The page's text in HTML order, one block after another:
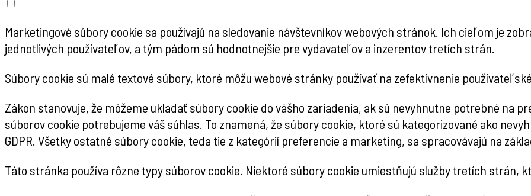
Marketingové súbory cookie sa používajú na sledovanie návštevníkov webových stránok. Ich cieľom je
jednotlivých používateľov, a tým pádom sú hodnotnejšie pre vydavateľov a inzerentov tretích strán.
Súbory cookie sú malé textové súbory, ktoré môžu webové stránky používať na zefektívnenie
Zákon stanovuje, že môžeme ukladať súbory cookie do vášho zariadenia, ak sú nevyhnutne potrebné na
súborov cookie potrebujeme váš súhlas. To znamená, že súbory cookie, ktoré sú kategorizované ako
GDPR. Všetky ostatné súbory cookie, teda tie z kategórií preferencie a marketing, sa spracovávajú na
Táto stránka používa rôzne typy súborov cookie. Niektoré súbory cookie umiestňujú služby tretích strán,